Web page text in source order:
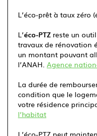
L’éco-prêt à taux zéro
L’éco-PTZ reste un
travaux de rénovation
un montant pouvant
l’ANAH. Agence
La durée de
condition que le
votre résidence
l’habitat
L’éco-PTZ peut